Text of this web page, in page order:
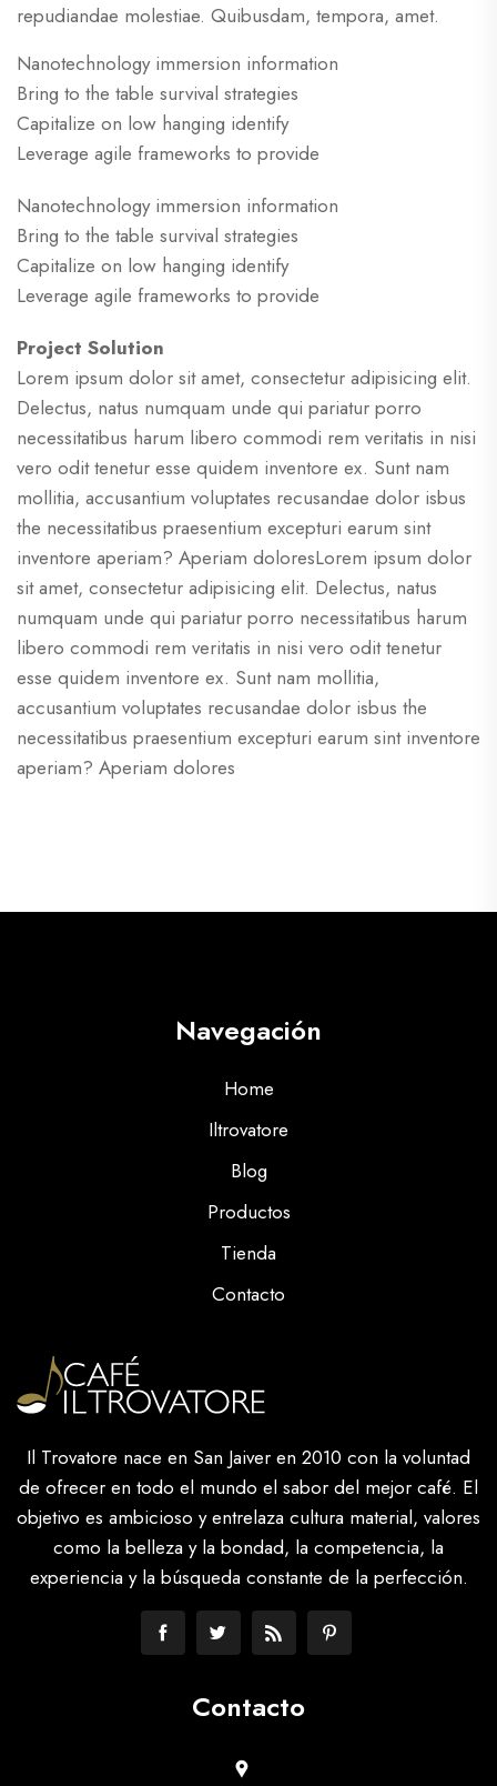
repudiandae molestiae. Quibusdam, tempora, amet.
Nanotechnology immersion information
Bring to the table survival strategies
Capitalize on low hanging identify
Leverage agile frameworks to provide
Nanotechnology immersion information
Bring to the table survival strategies
Capitalize on low hanging identify
Leverage agile frameworks to provide
Project Solution
Lorem ipsum dolor sit amet, consectetur adipisicing elit.
Delectus, natus numquam unde qui pariatur porro
necessitatibus harum libero commodi rem veritatis in nisi
vero odit tenetur esse quidem inventore ex. Sunt nam
mollitia, accusantium voluptates recusandae dolor isbus
the necessitatibus praesentium excepturi earum sint
inventore aperiam? Aperiam doloresLorem ipsum dolor
sit amet, consectetur adipisicing elit. Delectus, natus
numquam unde qui pariatur porro necessitatibus harum
libero commodi rem veritatis in nisi vero odit tenetur
esse quidem inventore ex. Sunt nam mollitia,
accusantium voluptates recusandae dolor isbus the
necessitatibus praesentium excepturi earum sint inventore
aperiam? Aperiam dolores
Navegación
Home
Iltrovatore
Blog
Productos
Tienda
Contacto
Il Trovatore nace en San Jaiver en 2010 con la voluntad
de ofrecer en todo el mundo el sabor del mejor café. El
objetivo es ambicioso y entrelaza cultura material, valores
como la belleza y la bondad, la competencia, la
experiencia y la búsqueda constante de la perfección.
Contacto